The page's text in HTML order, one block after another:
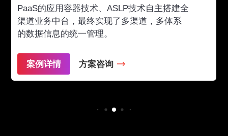
PaaS的应用容器技术、ASLP技术自主搭建全
渠道业务中台，最终实现了多渠道，多体系
的数据信息的统一管理。
案例详情 方案咨询